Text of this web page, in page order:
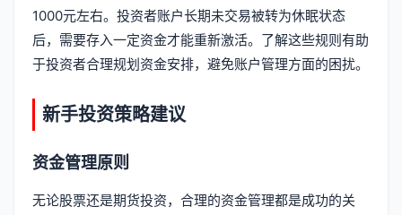
1000元左右。投资者账户长期未交易被转为休眠状态
后，需要存入一定资金才能重新激活。了解这些规则有助
于投资者合理规划资金安排，避免账户管理方面的困扰。
新手投资策略建议
资金管理原则
无论股票还是期货投资，合理的资金管理都是成功的关